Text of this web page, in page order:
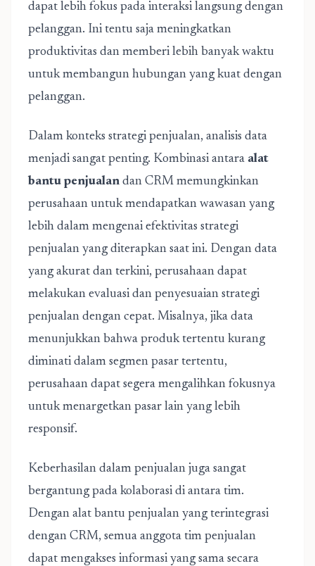
dapat lebih fokus pada interaksi langsung dengan
pelanggan. Ini tentu saja meningkatkan
produktivitas dan memberi lebih banyak waktu
untuk membangun hubungan yang kuat dengan
pelanggan.
Dalam konteks strategi penjualan, analisis data
menjadi sangat penting. Kombinasi antara alat
bantu penjualan dan CRM memungkinkan
perusahaan untuk mendapatkan wawasan yang
lebih dalam mengenai efektivitas strategi
penjualan yang diterapkan saat ini. Dengan data
yang akurat dan terkini, perusahaan dapat
melakukan evaluasi dan penyesuaian strategi
penjualan dengan cepat. Misalnya, jika data
menunjukkan bahwa produk tertentu kurang
diminati dalam segmen pasar tertentu,
perusahaan dapat segera mengalihkan fokusnya
untuk menargetkan pasar lain yang lebih
responsif.
Keberhasilan dalam penjualan juga sangat
bergantung pada kolaborasi di antara tim.
Dengan alat bantu penjualan yang terintegrasi
dengan CRM, semua anggota tim penjualan
dapat mengakses informasi yang sama secara